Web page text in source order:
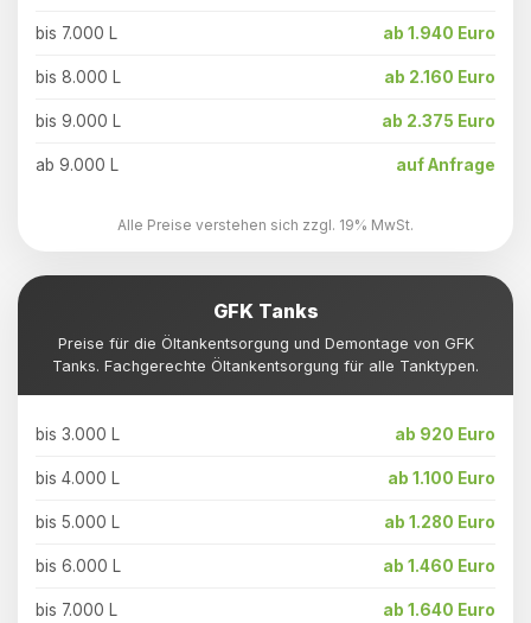
bis 7.000 L ab 1.940 Euro
bis 8.000 L ab 2.160 Euro
bis 9.000 L ab 2.375 Euro
ab 9.000 L auf Anfrage
Alle Preise verstehen sich zzgl. 19% MwSt.
GFK Tanks
Preise für die Öltankentsorgung und Demontage von GFK
Tanks. Fachgerechte Öltankentsorgung für alle Tanktypen.
bis 3.000 L ab 920 Euro
bis 4.000 L ab 1.100 Euro
bis 5.000 L ab 1.280 Euro
bis 6.000 L ab 1.460 Euro
bis 7.000 L ab 1.640 Euro